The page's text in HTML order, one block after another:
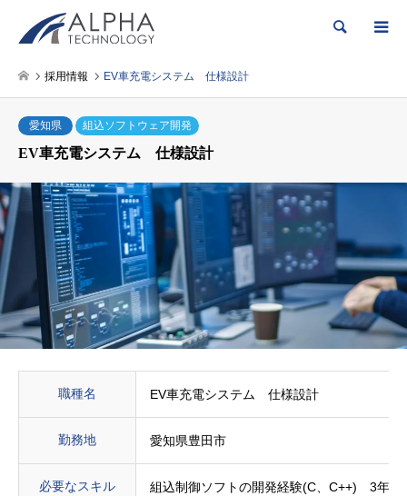
検索
採用情報 EV車充電システム 仕様設計
愛知県 組込ソフトウェア開発
EV車充電システム 仕様設計
職種名 EV車充電システム 仕様設計
勤務地 愛知県豊田市
必要なスキル 組込制御ソフトの開発経験(C、C++) 3年以